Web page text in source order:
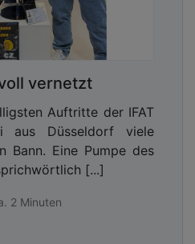
vernetzt
Auftritte der IFAT
aus Düsseldorf viele
Bann. Eine Pumpe des
[...]
2 Minuten